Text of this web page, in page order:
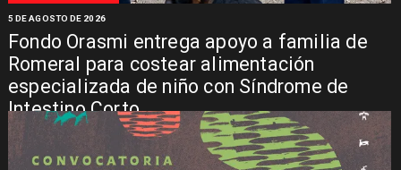
Fondo Orasmi entrega apoyo a familia de
Romeral para costear alimentación
especializada de niño con Síndrome de
Intestino Corto
5 DE AGOSTO DE 2026